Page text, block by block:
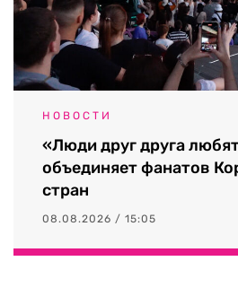
НОВОСТИ
«Люди друг друга
объединяет фанатов
стран
08.08.2026 / 15:05